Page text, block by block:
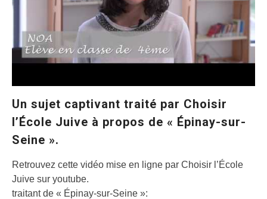
Un sujet captivant traité par Choisir
l’École Juive à propos de « Épinay-sur-
Seine ».
Retrouvez cette vidéo mise en ligne par Choisir l’École
Juive sur youtube.
traitant de « Épinay-sur-Seine »: